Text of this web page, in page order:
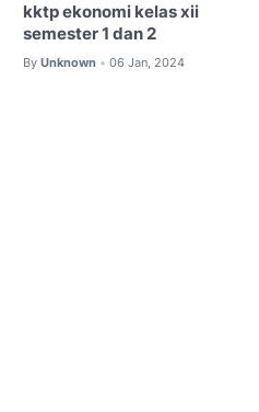
kktp ekonomi kelas xii
semester 1 dan 2
By Unknown • 06 Jan, 2024